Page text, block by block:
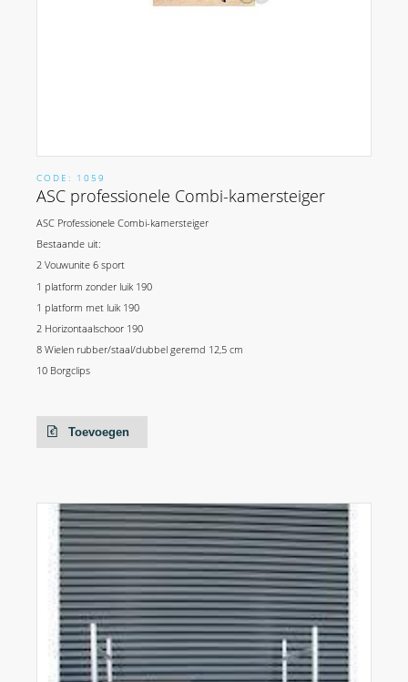
CODE: 1059
ASC professionele Combi-kamersteiger
ASC Professionele Combi-kamersteiger
Bestaande uit:
2 Vouwunite 6 sport
1 platform zonder luik 190
1 platform met luik 190
2 Horizontaalschoor 190
8 Wielen rubber/staal/dubbel geremd 12,5 cm
10 Borgclips
Toevoegen